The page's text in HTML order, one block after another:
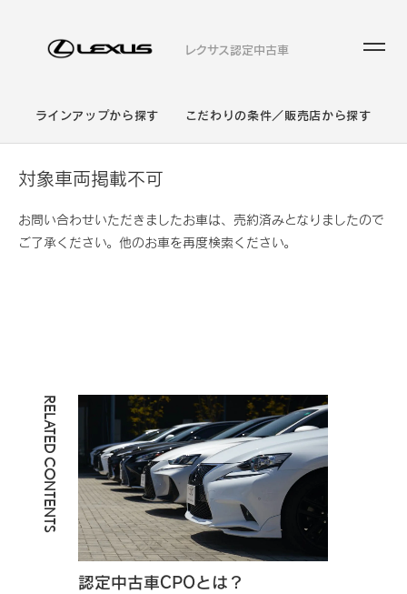
レクサス認定中古車
ラインアップから探す こだわりの条件／販売店から探す
対象車両掲載不可
お問い合わせいただきましたお車は、売約済みとなりましたので
ご了承ください。他のお車を再度検索ください。
RELATED CONTENTS
認定中古車CPOとは？